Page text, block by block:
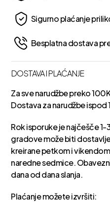
Sigurno plaćanje
Besplatna dostava
DOSTAVA I PLAĆANJE
Za sve narudžbe preko
Dostava za narudžbe ispod
Rok isporuke je najčešče 1-
gradove može biti
kreirane petkom i
naredne sedmice.
dana od dana slanja.
Plaćanje možete izvršiti: